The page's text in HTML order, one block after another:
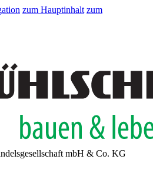
zum Hauptinhalt zum
mbH & Co. KG